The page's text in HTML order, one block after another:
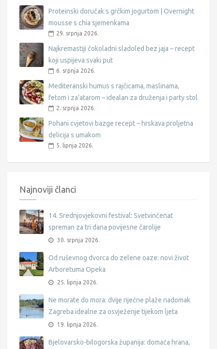
Proteinski doručak s grčkim jogurtom | Overnight
mousse s chia sjemenkama
29. srpnja 2026.
Najkremastiji čokoladni sladoled bez jaja – recept
koji uspijeva svaki put
6. srpnja 2026.
Mediteranski humus s rajčicama, maslinama,
fetom i za’atarom – idealan za druženja i party stol
2. srpnja 2026.
Pohani cvjetovi bazge recept – hrskava proljetna
delicija s umakom
5. lipnja 2026.
Najnoviji članci
14. Srednjovjekovni festival: Svetvinčenat
spreman za tri dana povijesne čarolije
30. srpnja 2026.
Od ruševnog dvorca do zelene oaze: novi život
Arboretuma Opeka
25. lipnja 2026.
Ne morate do mora: dvije riječne plaže nadomak
Zagreba idealne za osvježenje tijekom ljeta
19. lipnja 2026.
Bjelovarsko-bilogorska županija: domaća hrana,